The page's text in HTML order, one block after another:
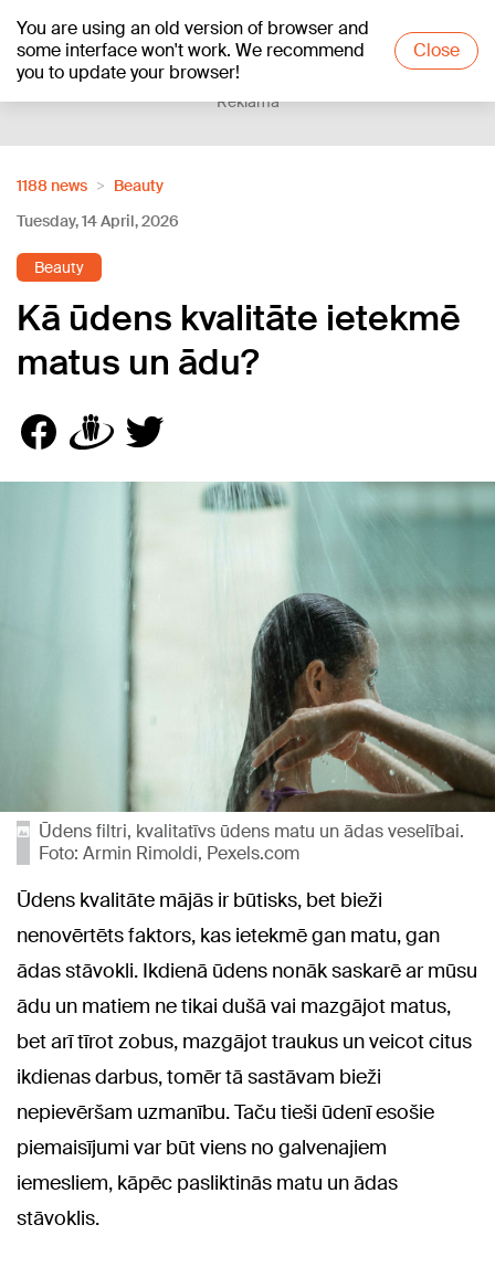
You are using an old version of browser and
some interface won't work. We recommend
you to update your browser!
Close
+16°C
Reklāma
1188 news
Beauty
Tuesday, 14 April, 2026
Beauty
Kā ūdens kvalitāte ietekmē
matus un ādu?
Ūdens filtri, kvalitatīvs ūdens matu un ādas veselībai.
Foto: Armin Rimoldi, Pexels.com
Ūdens kvalitāte mājās ir būtisks, bet bieži
nenovērtēts faktors, kas ietekmē gan matu, gan
ādas stāvokli. Ikdienā ūdens nonāk saskarē ar mūsu
ādu un matiem ne tikai dušā vai mazgājot matus,
bet arī tīrot zobus, mazgājot traukus un veicot citus
ikdienas darbus, tomēr tā sastāvam bieži
nepievēršam uzmanību. Taču tieši ūdenī esošie
piemaisījumi var būt viens no galvenajiem
iemesliem, kāpēc pasliktinās matu un ādas
stāvoklis.